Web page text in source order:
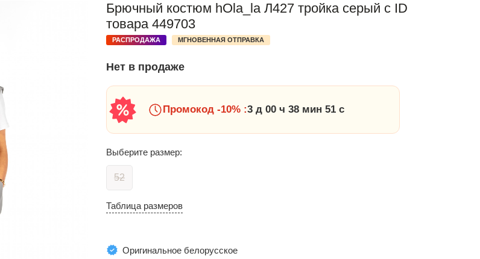
Брючный костюм hOla_la Л427 тройка серый с ID
товара 449703
РАСПРОДАЖА МГНОВЕННАЯ ОТПРАВКА
Нет в продаже
Промокод -10% :3 д 00 ч 38 мин 50 с
Выберите размер:
52
Таблица размеров
Оригинальное белорусское